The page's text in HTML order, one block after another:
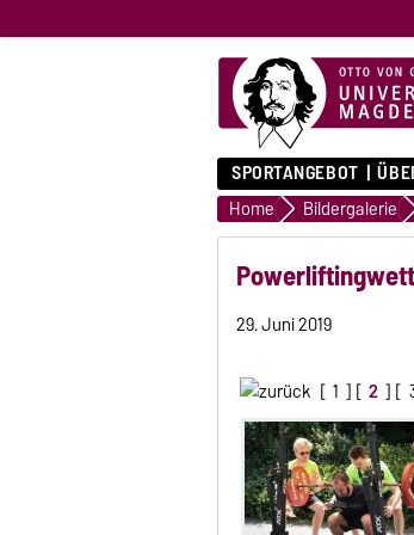
SPORTANGEBOT
Home Bildergalerie
29. Juni 2019
[ 1 ] [ 2 ] [